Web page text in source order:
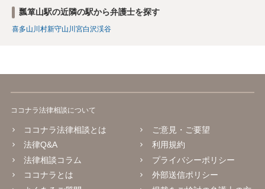
瓢箪山駅の近隣の駅から弁護士を探す
喜多山 川村新守山 川宮白沢渓谷
ココナラ法律相談について
ココナラ法律相談とは
法律Q&A
法律相談コラム
ココナラとは
ご意見・ご要望
利用規約
プライバシーポリシー
外部送信ポリシー